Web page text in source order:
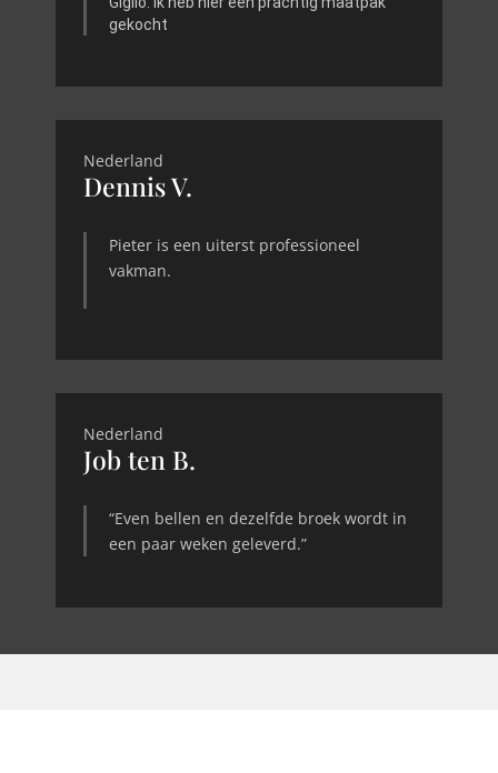
gekocht
Nederland
Dennis V.
Pieter is een uiterst professioneel
vakman.
Nederland
Job ten B.
“Even bellen en dezelfde broek wordt in
een paar weken geleverd.”